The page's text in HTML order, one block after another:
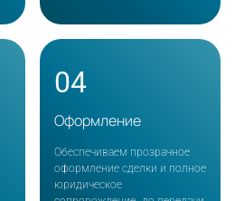
04
Оформление
Обеспечиваем прозрачное
оформление сделки и полное
юридическое